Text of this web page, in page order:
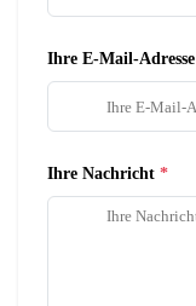
Ihre E-Mail-Adresse
Ihre Nachricht